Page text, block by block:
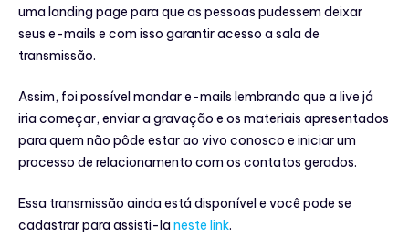
uma landing page para que as pessoas pudessem deixar
seus e-mails e com isso garantir acesso a sala de
transmissão.
Assim, foi possível mandar e-mails lembrando que a live já
iria começar, enviar a gravação e os materiais apresentados
para quem não pôde estar ao vivo conosco e iniciar um
processo de relacionamento com os contatos gerados.
Essa transmissão ainda está disponível e você pode se
cadastrar para assisti-la neste link.